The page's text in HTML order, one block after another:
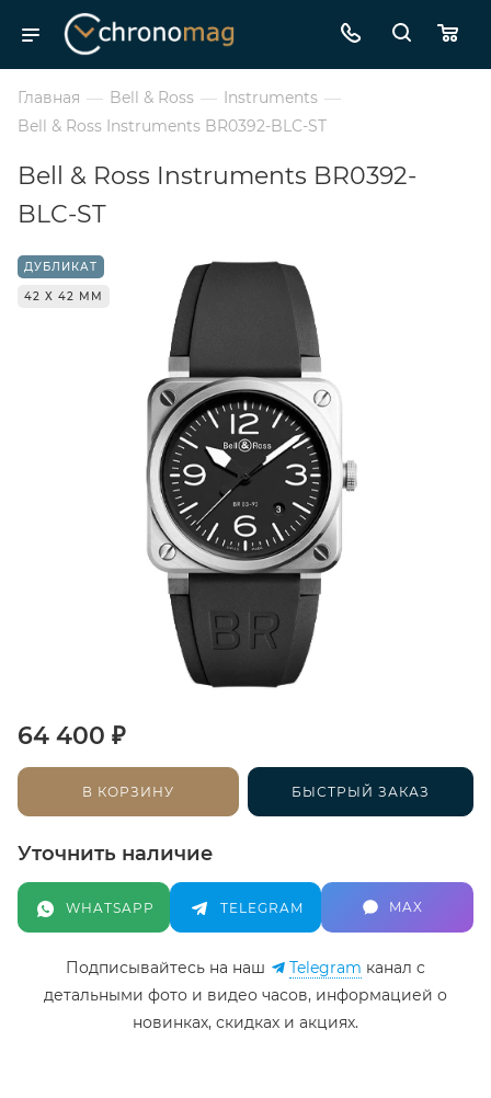
Главная — Bell & Ross — Instruments —
Bell & Ross Instruments BR0392-BLC-ST
Bell & Ross Instruments BR0392-
BLC-ST
ДУБЛИКАТ
42 Х 42 ММ
64 400 ₽
В КОРЗИНУ БЫСТРЫЙ ЗАКАЗ
Уточнить наличие
WHATSAPP TELEGRAM MAX
Подписывайтесь на наш Telegram канал c
детальными фото и видео часов, информацией о
новинках, скидках и акциях.